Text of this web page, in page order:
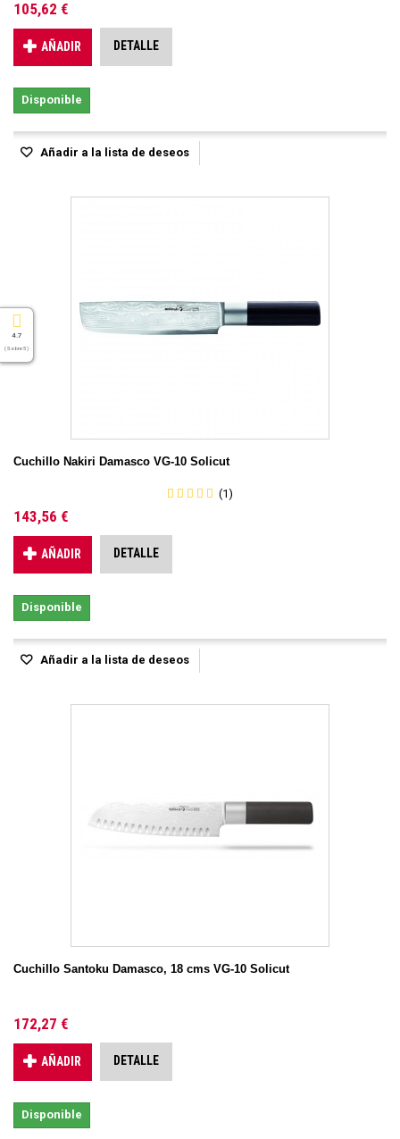
105,62 €
AÑADIR DETALLE
Disponible
Añadir a la lista de deseos
Cuchillo Nakiri Damasco VG-10 Solicut
(1)
143,56 €
AÑADIR DETALLE
Disponible
Añadir a la lista de deseos
Cuchillo Santoku Damasco, 18 cms VG-10 Solicut
172,27 €
AÑADIR DETALLE
Disponible
4.7
( Sobre 5 )